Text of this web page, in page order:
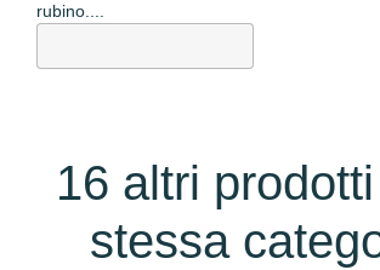
rubino....
16 altri
stessa